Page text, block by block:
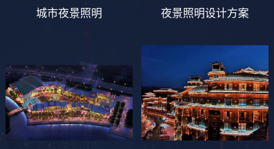
城市夜景照明 夜景照明设计方案